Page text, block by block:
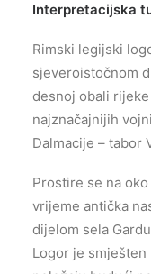
Interpretacijska
Rimski legijski
sjeveroistočnom
desnoj obali
najznačajnijih
Dalmacije – tabor
Prostire se na
vrijeme antička
dijelom sela
Logor je